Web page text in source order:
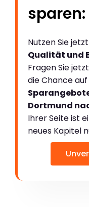
sparen:
Nutzen Sie
Qualität und
Fragen Sie
die Chance auf
Dortmund
Ihrer Seite ist
neues Kapitel